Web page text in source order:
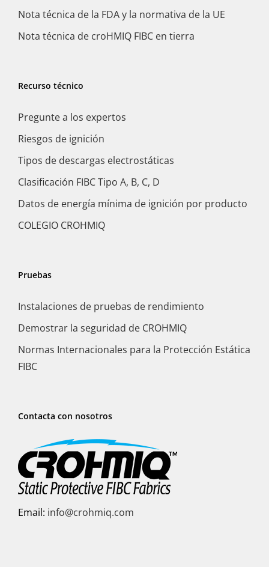
Nota técnica de la FDA y la normativa de la UE
Nota técnica de croHMIQ FIBC en tierra
Recurso técnico
Pregunte a los expertos
Riesgos de ignición
Tipos de descargas electrostáticas
Clasificación FIBC Tipo A, B, C, D
Datos de energía mínima de ignición por producto
COLEGIO CROHMIQ
Pruebas
Instalaciones de pruebas de rendimiento
Demostrar la seguridad de CROHMIQ
Normas Internacionales para la Protección Estática
FIBC
Contacta con nosotros
Email: info@crohmiq.com